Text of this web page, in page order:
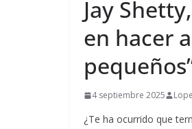
Jay
en hacer
4 septiembre 2025
¿Te ha ocurrido que